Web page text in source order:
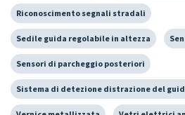
Riconoscimento segnali stradali
Sedile guida regolabile in altezza
Sensori di parcheggio posteriori
Sistema di detezione distrazione del